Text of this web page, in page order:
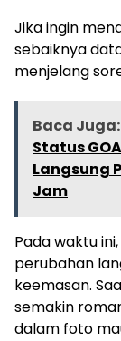
Jika ingin
sebaiknya
menjelang
Baca Juga:
Status
Langsung
Jam
Pada waktu
perubahan
keemasan.
semakin
dalam foto